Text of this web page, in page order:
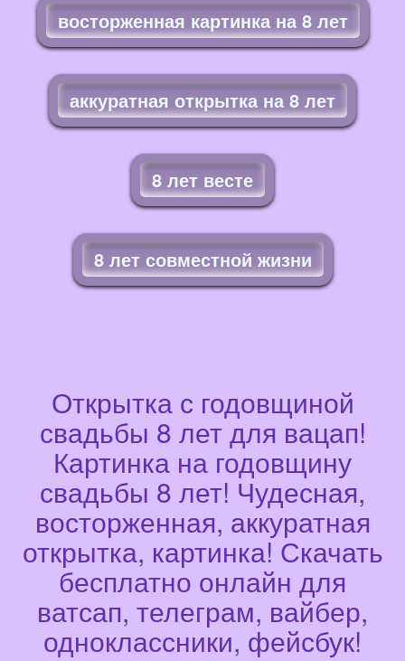
восторженная картинка на 8 лет
аккуратная открытка на 8 лет
8 лет весте
8 лет совместной жизни
Открытка с годовщиной
свадьбы 8 лет для вацап!
Картинка на годовщину
свадьбы 8 лет! Чудесная,
восторженная, аккуратная
открытка, картинка! Скачать
бесплатно онлайн для
ватсап, телеграм, вайбер,
одноклассники, фейсбук!